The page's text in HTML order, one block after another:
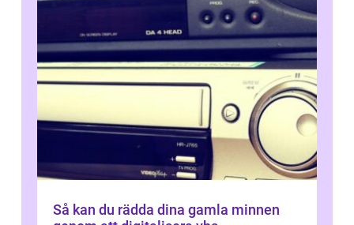
Så kan du rädda dina gamla minnen